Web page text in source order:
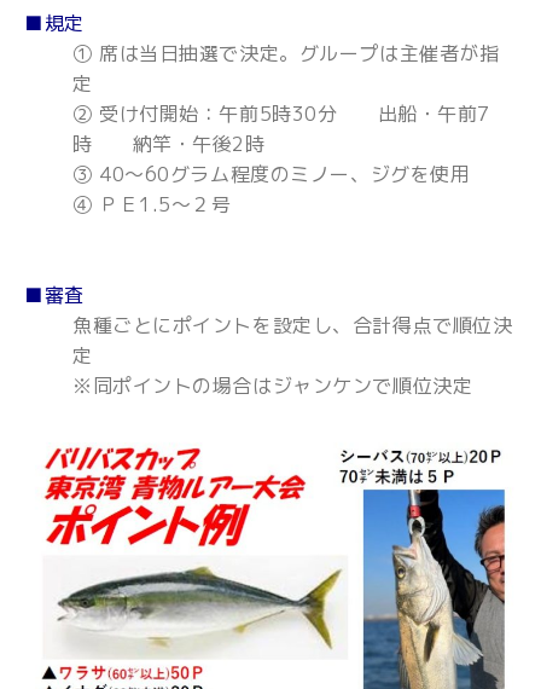
■規定
① 席は当日抽選で決定。グループは主催者が指
定
② 受け付開始：午前5時30分 出船・午前7
時 納竿・午後2時
③ 40～60グラム程度のミノー、ジグを使用
④ ＰＥ1.5～２号
■審査
魚種ごとにポイントを設定し、合計得点で順位決
定
※同ポイントの場合はジャンケンで順位決定